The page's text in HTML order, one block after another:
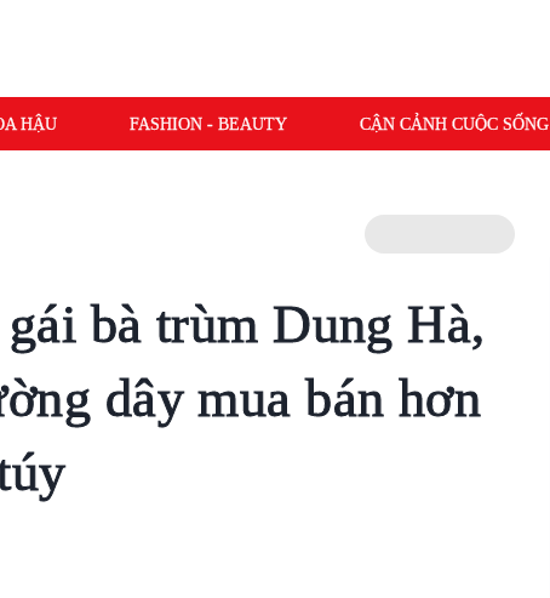
HẬU FASHION - BEAUTY CẬN CẢNH CUỘC SỐNG
bà trùm Dung Hà,
dây mua bán hơn